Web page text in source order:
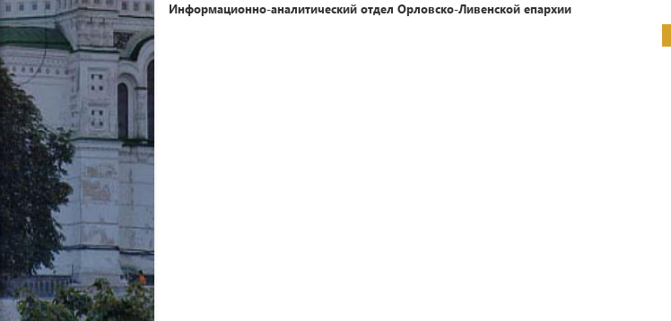
Информационно-аналитический отдел Орловско-Ливенской епархии